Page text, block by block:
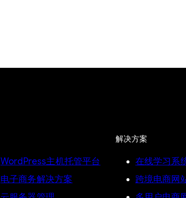
WordPress主机托管平台
电子商务解决方案
解决方案
在线学习系
跨境电商网